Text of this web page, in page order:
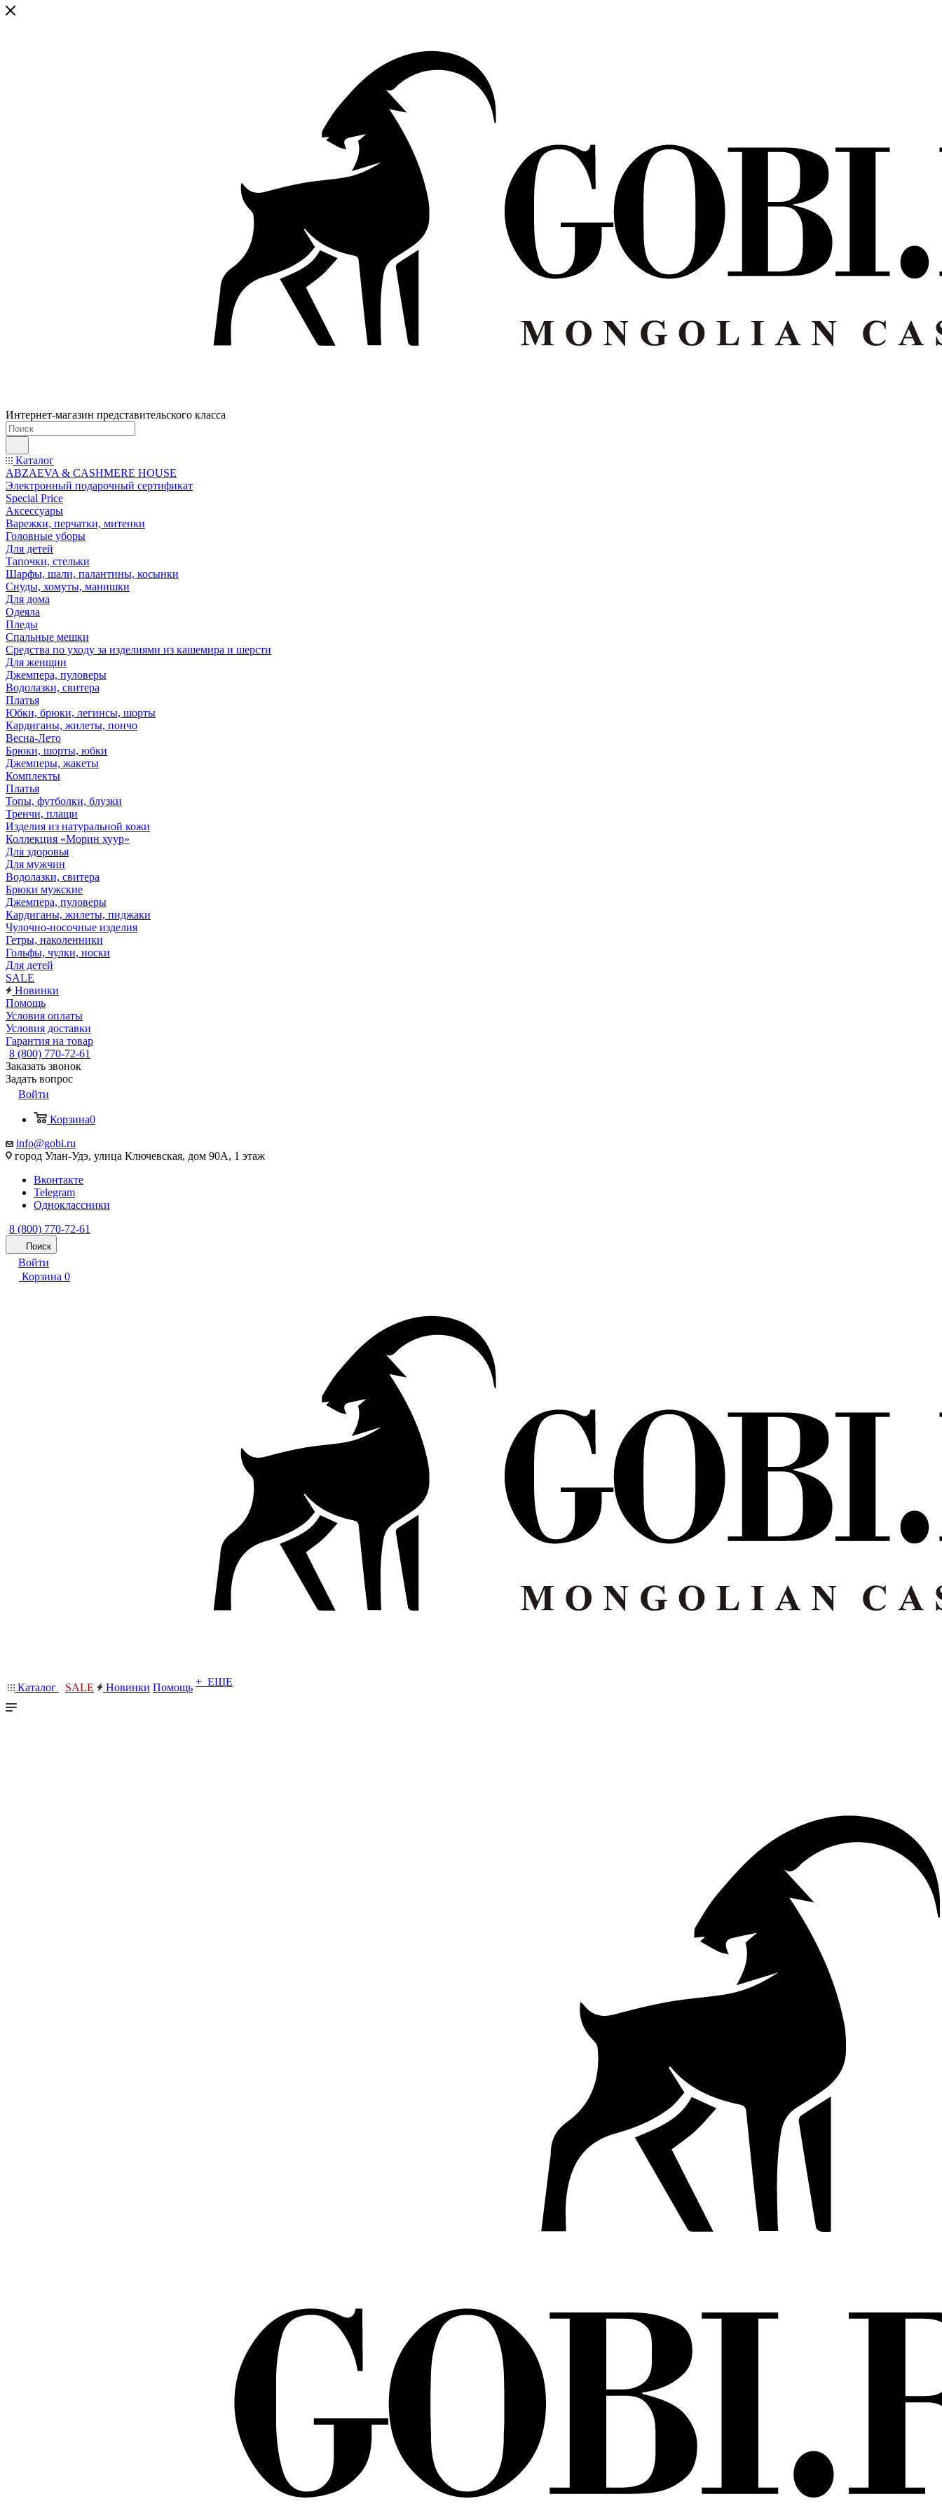
Интернет-магазин представительского класса
Каталог
ABZAEVA & CASHMERE HOUSE
Электронный подарочный сертификат
Special Price
Аксессуары
Варежки, перчатки, митенки
Головные уборы
Для детей
Тапочки, стельки
Шарфы, шали, палантины, косынки
Снуды, хомуты, манишки
Для дома
Одеяла
Пледы
Спальные мешки
Средства по уходу за изделиями из кашемира и шерсти
Для женщин
Джемпера, пуловеры
Водолазки, свитера
Платья
Юбки, брюки, легинсы, шорты
Кардиганы, жилеты, пончо
Весна-Лето
Брюки, шорты, юбки
Джемперы, жакеты
Комплекты
Платья
Топы, футболки, блузки
Тренчи, плащи
Изделия из натуральной кожи
Коллекция «Морин хуур»
Для здоровья
Для мужчин
Водолазки, свитера
Брюки мужские
Джемпера, пуловеры
Кардиганы, жилеты, пиджаки
Чулочно-носочные изделия
Гетры, наколенники
Гольфы, чулки, носки
Для детей
SALE
Новинки
Помощь
Условия оплаты
Условия доставки
Гарантия на товар
8 (800) 770-72-61
Заказать звонок
Задать вопрос
Войти
Корзина0
info@gobi.ru
город Улан-Удэ, улица Ключевская, дом 90А, 1 этаж
Вконтакте
Telegram
Одноклассники
8 (800) 770-72-61
Поиск
Войти
Корзина 0
Каталог SALE Новинки Помощь + ЕЩЕ